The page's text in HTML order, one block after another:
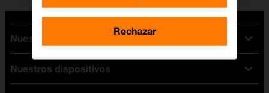
Nuestras tarifas
Tarifas Orange
Tarifas fibra y móvil
Nuestros dispositivos
Rechazar